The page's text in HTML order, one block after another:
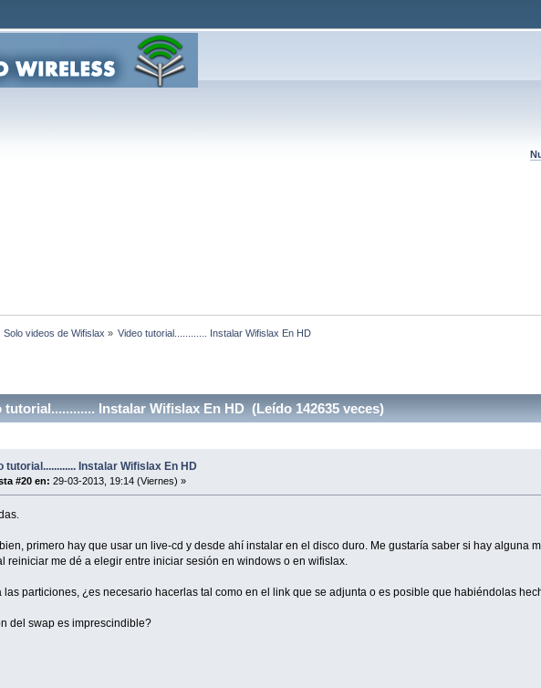
Solo videos de Wifislax » Video tutorial............ Instalar Wifislax En HD
tutorial............ Instalar Wifislax En HD (Leído 142635 veces)
tutorial............ Instalar Wifislax En HD
#20 en: 29-03-2013, 19:14 (Viernes) »
primero hay que usar un live-cd y desde ahí instalar en el disco duro. Me gustaría saber si hay alguna
reiniciar me dé a elegir entre iniciar sesión en windows o en wifislax.
las particiones, ¿es necesario hacerlas tal como en el link que se adjunta o es posible que habiéndolas
del swap es imprescindible?